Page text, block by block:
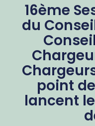
16ème
du
point
lancent